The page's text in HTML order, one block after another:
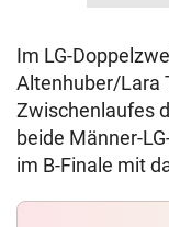
Im LG-
Altenhuber/Lara
Zwischenlaufes
beide Männer-
im B-Finale mit